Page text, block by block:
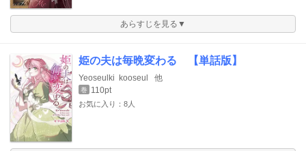
あらすじを見る▼
姫の夫は毎晩変わる 【単話版】
Yeoseulki kooseul 他
巻 110pt
お気に入り：8人